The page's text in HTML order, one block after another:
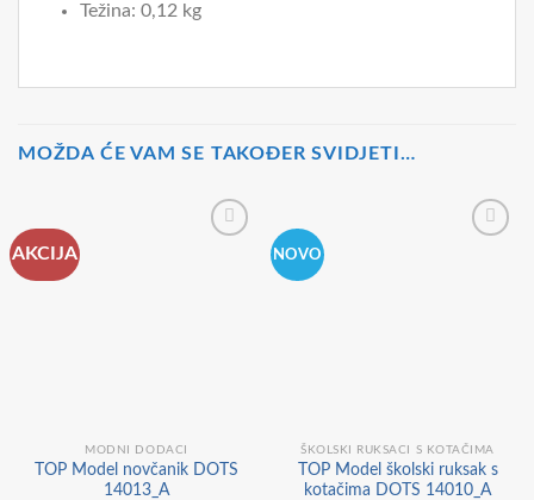
Težina: 0,12 kg
MOŽDA ĆE VAM SE TAKOĐER SVIDJETI…
AKCIJA
MODNI DODACI
TOP Model novčanik DOTS
14013_A
NOVO
ŠKOLSKI RUKSACI S KOTAČIMA
TOP Model školski ruksak s
kotačima DOTS 14010_A